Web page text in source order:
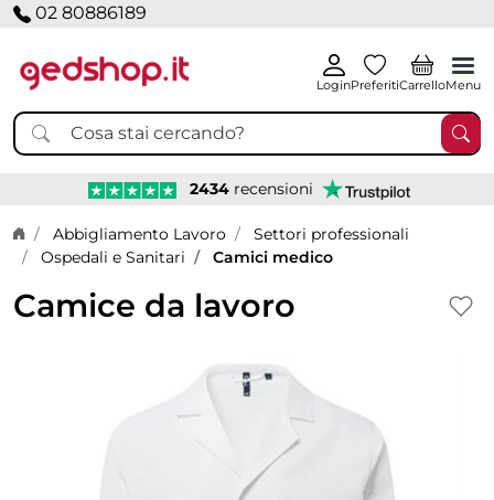
02 80886189
LoginPreferitiCarrelloMenu
2434 recensioni
Home page
Abbigliamento Lavoro
Settori professionali
Ospedali e Sanitari
Camici medico
Camice da lavoro